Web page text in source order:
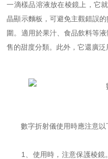
一滴樣品溶液放在棱鏡上，它
晶顯示麵板，可避免主觀錯誤
圍。適用於果汁、食品飲料等
售的甜度分類。此外，它還廣泛
數字折射儀使用時應注意以
1、使用時，注意保護棱鏡